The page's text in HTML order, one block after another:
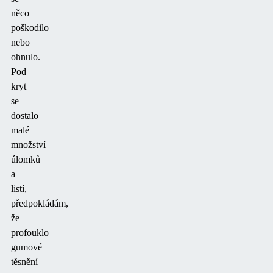
něco
poškodilo
nebo
ohnulo.
Pod
kryt
se
dostalo
malé
množství
úlomků
a
listí,
předpokládám,
že
profouklo
gumové
těsnění